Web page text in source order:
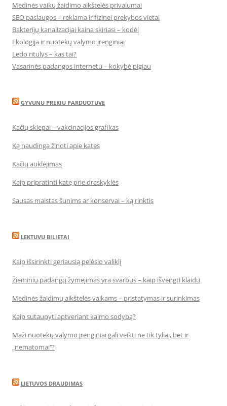
Medinės vaikų žaidimo aikštelės privalumai
SEO paslaugos – reklama ir fizinei prekybos vietai
Bakterijų kanalizacijai kaina skiriasi – kodėl
Ekologija ir nuotekų valymo įrenginiai
Ledo ritulys – kas tai?
Vasarinės padangos internetu – kokybė pigiau
GYVUNU PREKIU PARDUOTUVE
Kačių skiepai – vakcinacijos grafikas
Ką naudinga žinoti apie kates
Kačių auklėjimas
Kaip pripratinti katę prie draskyklės
Sausas maistas šunims ar konservai – ką rinktis
LEKTUVU BILIETAI
Kaip išsirinkti geriausią pelėsio valiklį
Žieminių padangų žymėjimas yra svarbus – kaip išvengti klaidų
Medinės žaidimų aikštelės vaikams – pristatymas ir surinkimas
Kaip sutaupyti aptveriant kaimo sodybą?
Maži nuotekų valymo įrenginiai gali veikti ne tik tyliai, bet ir
„nematomai‘‘?
LIETUVOS DRAUDIMAS